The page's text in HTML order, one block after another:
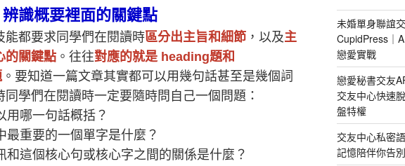
辨識概要裡面的關鍵點
能都要求同學們在閱讀時區分出主旨和細節 ，以及主
的關鍵點 。往往對應的就是 heading題和
。要知道一篇文章其實都可以用幾句話甚至是幾個詞
同學們在閱讀時一定要隨時問自己一個問題：
用哪一句話概括？
最重要的一個單字是什麼 ？
和這個核心句或核心字之間的關係是什麼？
未婚單身聯誼
CupidPress｜
戀愛實戰
戀愛秘書交友
交友中心快速
盤特權
交友中心私密
記憶陪伴你告